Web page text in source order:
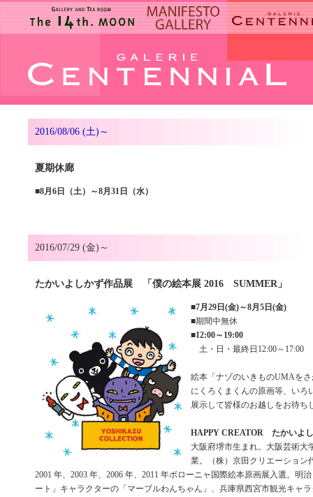
2016/08/06 (土)～
夏期休廊
■8月6日（土）～8月31日（水）
2016/07/29 (金)～
たかいよしかず作品展 「僕の絵本展 2016 SUMMER」
■7月29日(金)～8月5日(金)
■期間中無休
■12:00～19:00
土・日・最終日12:00～17:00
絵本「ナゾのいきものUMAを
にくろくまくんの原画等、いろ
展示して皆様のお越しをお待ち
HAPPY CREATOR たかいよ
大阪府堺市生まれ。大阪芸術大
業。（株）京田クリエーション
2001 年、2003 年、2006 年、2011 年ボローニャ国際絵本原画展入選。明
ート」キャラクターの「マーブルわんちゃん」、兵庫県西宮市観光キャ